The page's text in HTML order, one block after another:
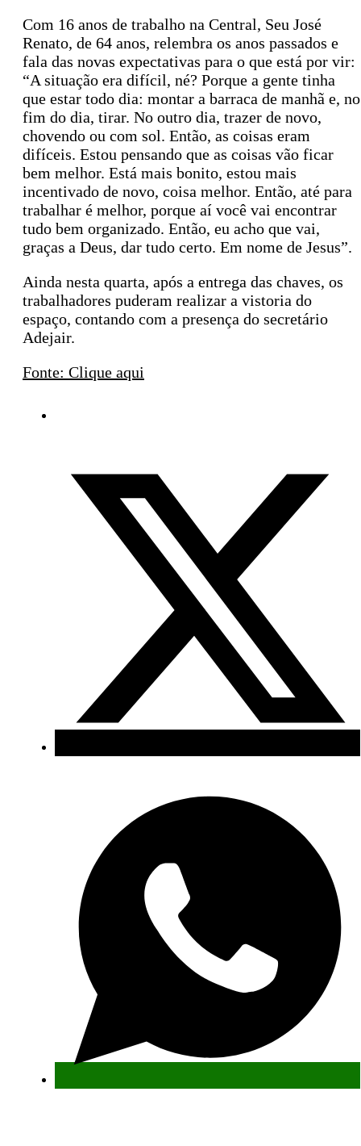
Com 16 anos de trabalho na Central, Seu José
Renato, de 64 anos, relembra os anos passados e
fala das novas expectativas para o que está por vir:
“A situação era difícil, né? Porque a gente tinha
que estar todo dia: montar a barraca de manhã e, no
fim do dia, tirar. No outro dia, trazer de novo,
chovendo ou com sol. Então, as coisas eram
difíceis. Estou pensando que as coisas vão ficar
bem melhor. Está mais bonito, estou mais
incentivado de novo, coisa melhor. Então, até para
trabalhar é melhor, porque aí você vai encontrar
tudo bem organizado. Então, eu acho que vai,
graças a Deus, dar tudo certo. Em nome de Jesus”.
Ainda nesta quarta, após a entrega das chaves, os
trabalhadores puderam realizar a vistoria do
espaço, contando com a presença do secretário
Adejair.
Fonte: Clique aqui